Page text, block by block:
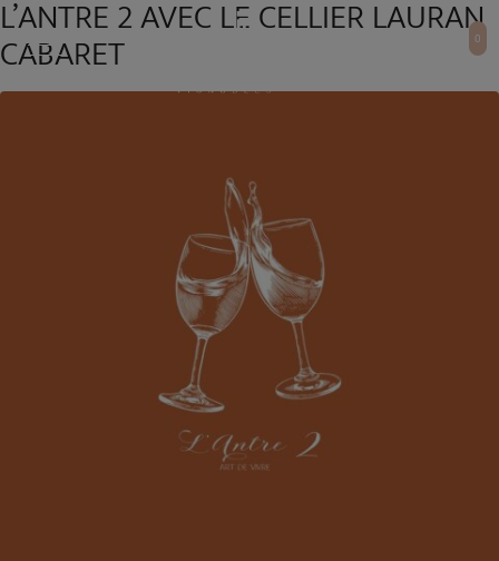
0
L’ANTRE 2 AVEC LE CELLIER LAURAN
CABARET